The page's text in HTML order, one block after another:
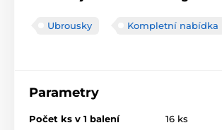
Ubrousky Kompletní nabídka
Parametry
Počet ks v 1 balení 16 ks